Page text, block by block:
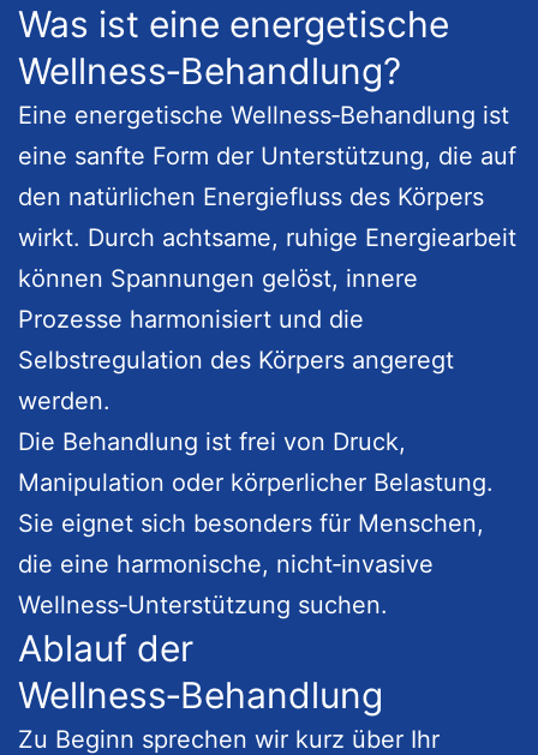
Was ist eine energetische
Wellness‑Behandlung?
Eine energetische Wellness‑Behandlung ist
eine sanfte Form der Unterstützung, die auf
den natürlichen Energiefluss des Körpers
wirkt. Durch achtsame, ruhige Energiearbeit
können Spannungen gelöst, innere
Prozesse harmonisiert und die
Selbstregulation des Körpers angeregt
werden.
Die Behandlung ist frei von Druck,
Manipulation oder körperlicher Belastung.
Sie eignet sich besonders für Menschen,
die eine harmonische, nicht‑invasive
Wellness‑Unterstützung suchen.
Ablauf der
Wellness‑Behandlung
Zu Beginn sprechen wir kurz über Ihr